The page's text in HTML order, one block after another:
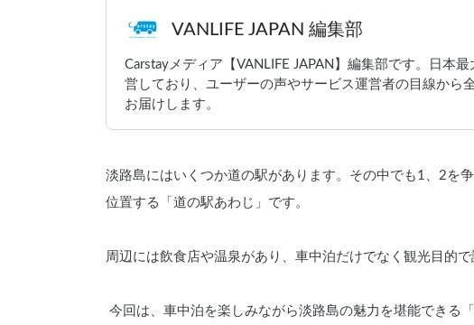
VANLIFE JAPAN 編集部
Carstayメディア【VANLIFE JAPAN】編集部です。日本
営しており、ユーザーの声やサービス運営者の目線から
お届けします。
淡路島にはいくつか道の駅があります。その中でも1、2を
位置する「道の駅あわじ」です。
周辺には飲食店や温泉があり、車中泊だけでなく観光目的で
今回は、車中泊を楽しみながら淡路島の魅力を堪能できる